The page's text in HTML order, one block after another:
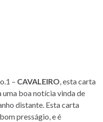
– CAVALEIRO, esta carta
uma boa notícia vinda de
distante. Esta carta
presságio, e é